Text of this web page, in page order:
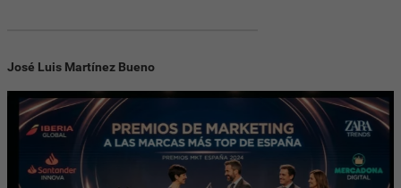
José Luis Martínez Bueno